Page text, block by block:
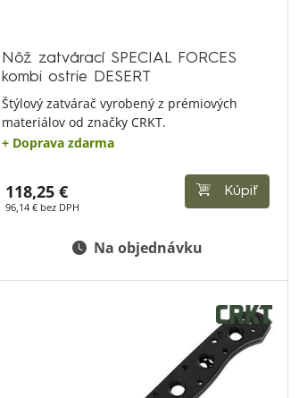
Nôž zatvárací SPECIAL FORCES
kombi ostrie DESERT
Štýlový zatvárač vyrobený z prémiových
materiálov od značky CRKT.
+ Doprava zdarma
118,25 €
96,14 € bez DPH
Kúpiť
Na objednávku